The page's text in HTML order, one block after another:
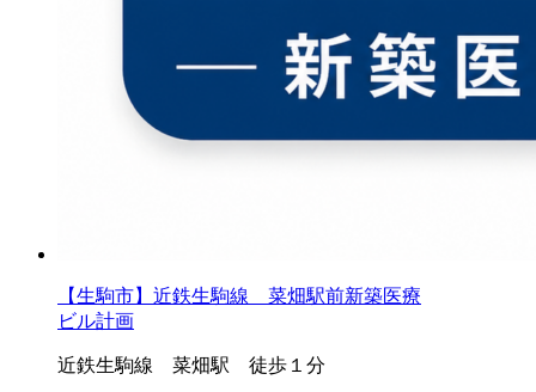
【生駒市】近鉄生駒線 菜畑駅前新築医療
ビル計画
近鉄生駒線 菜畑駅 徒歩１分